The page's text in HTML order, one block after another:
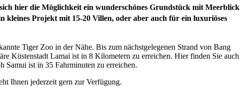
hier die Möglichkeit ein wunderschönes Grundstück mit Meerblick
kleines Projekt mit 15-20 Villen, oder aber auch für ein luxuriöses
Tiger Zoo in der Nähe. Bis zum nächstgelegenen Strand von Bang
Küstenstadt Lamai ist in 8 Kilometern zu erreichen. Hier finden Sie auch
Samui ist in 35 Fahrminuten zu erreichen.
Ihnen jederzeit gern zur Verfügung.